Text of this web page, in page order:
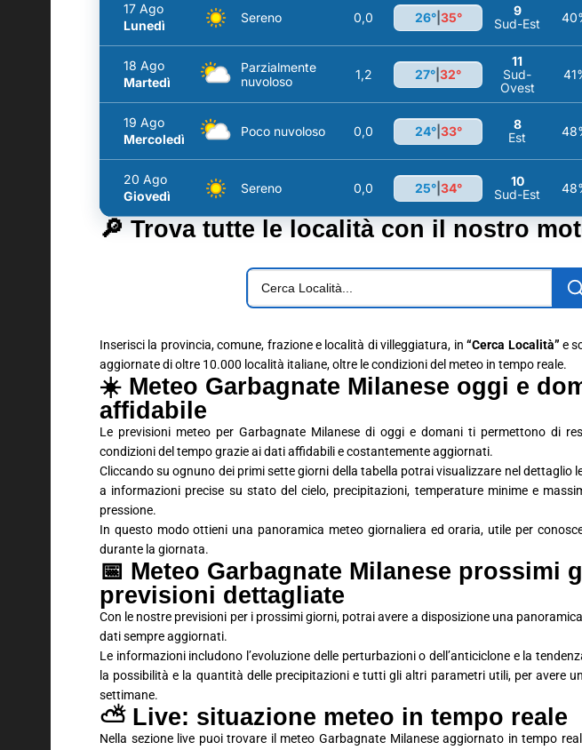
17 Ago
Lunedì
Sereno 0,0 26°| 35°
9
Sud-Est
18 Ago
Martedì
Parzialmente
nuvoloso
1,2 27° 32°
11
Sud-
Ovest
19 Ago
Mercoledì
Poco nuvoloso 0,0 24°| 33°
8
Est
20 Ago
Giovedì
Sereno 0,0 25°| 34°
10
Sud-Est
🔎 Trova tutte le località con il nostro
Inserisci la provincia, comune, frazione e località di villeggiatura, in“Cerca Località” e
aggiornate di oltre 10.000 località italiane, oltre le condizioni del meteo in tempo reale.
☀️ Meteo Garbagnate Milanese oggi e
affidabile
Le previsioni meteo per Garbagnate Milanese di oggi e domani ti permettono di
condizioni del tempo grazie ai dati affidabili e costantemente aggiornati.
Cliccando su ognuno dei primi sette giorni della tabella potrai visualizzare nel dettaglio
a informazioni precise su stato del cielo, precipitazioni, temperature minime e
pressione.
In questo modo ottieni una panoramica meteo giornaliera ed oraria, utile per
durante la giornata.
📅 Meteo Garbagnate Milanese prossimi
previsioni dettagliate
Con le nostre previsioni per i prossimi giorni, potrai avere a disposizione una
dati sempre aggiornati.
Le informazioni includono l’evoluzione delle perturbazioni o dell’anticiclone e la
la possibilità e la quantità delle precipitazioni e tutti gli altri parametri utili, per avere
settimane.
⛅ Live: situazione meteo in tempo reale
Nella sezione live puoi trovare il meteo Garbagnate Milanese aggiornato in tempo